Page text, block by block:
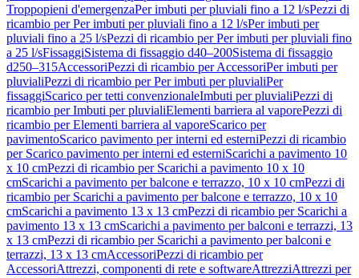
Troppopieni d'emergenzaPer imbuti per pluviali fino a 12 l/sPezzi di
ricambio per Per imbuti per pluviali fino a 12 l/sPer imbuti per
pluviali fino a 25 l/sPezzi di ricambio per Per imbuti per pluviali fino
a 25 l/sFissaggiSistema di fissaggio d40–200Sistema di fissaggio
d250–315AccessoriPezzi di ricambio per AccessoriPer imbuti per
pluvialiPezzi di ricambio per Per imbuti per pluvialiPer
fissaggiScarico per tetti convenzionaleImbuti per pluvialiPezzi di
ricambio per Imbuti per pluvialiElementi barriera al vaporePezzi di
ricambio per Elementi barriera al vaporeScarico per
pavimentoScarico pavimento per interni ed esterniPezzi di ricambio
per Scarico pavimento per interni ed esterniScarichi a pavimento 10
x 10 cmPezzi di ricambio per Scarichi a pavimento 10 x 10
cmScarichi a pavimento per balcone e terrazzo, 10 x 10 cmPezzi di
ricambio per Scarichi a pavimento per balcone e terrazzo, 10 x 10
cmScarichi a pavimento 13 x 13 cmPezzi di ricambio per Scarichi a
pavimento 13 x 13 cmScarichi a pavimento per balconi e terrazzi, 13
x 13 cmPezzi di ricambio per Scarichi a pavimento per balconi e
terrazzi, 13 x 13 cmAccessoriPezzi di ricambio per
AccessoriAttrezzi, componenti di rete e softwareAttrezziAttrezzi per